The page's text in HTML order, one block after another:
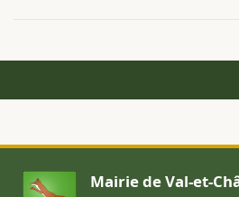
Mairie de Val-et-